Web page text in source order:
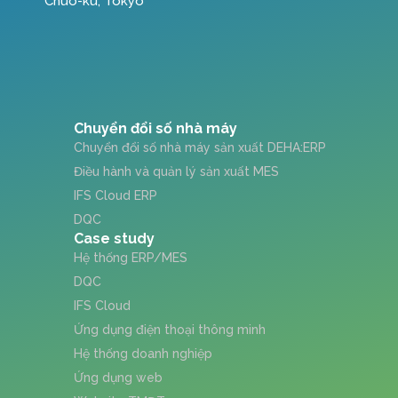
Chuyển đổi số nhà máy
Chuyển đổi số nhà máy sản xuất DEHA:ERP
Điều hành và quản lý sản xuất MES
IFS Cloud ERP
DQC
Case study
Hệ thống ERP/MES
DQC
IFS Cloud
Ứng dụng điện thoại thông minh
Hệ thống doanh nghiệp
Ứng dụng web